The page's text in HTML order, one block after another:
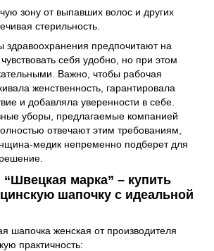
зону от выпавших волос и других
стерильность.
предпочитают на
себя удобно, но при этом
Важно, чтобы рабочая
женственность, гарантировала
и добавляла уверенности в себе.
уборы, предлагаемые компанией
отвечают этим требованиям,
медик непременно подберет для
марка” – купить
шапочку с идеальной
шапочка женская от производителя
практичность: